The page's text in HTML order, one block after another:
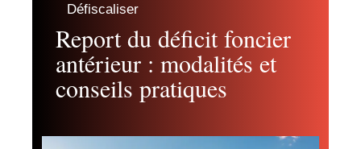
Défiscaliser
Report du déficit foncier
antérieur : modalités et
conseils pratiques